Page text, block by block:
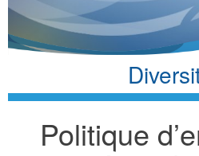
Politique